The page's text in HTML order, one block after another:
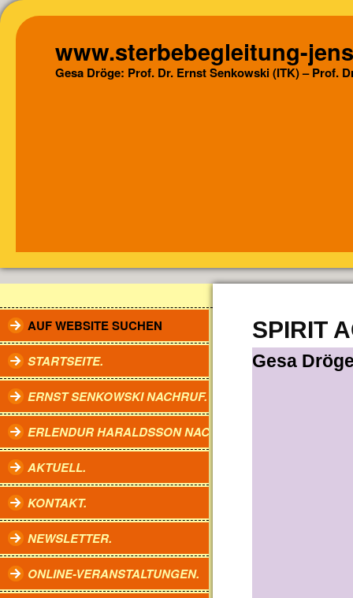
www.sterbebegleitung-
Gesa Dröge: Prof. Dr. Ernst Senkowski (ITK) – Prof.
AUF WEBSITE SUCHEN
STARTSEITE.
ERNST SENKOWSKI NACHRUF.
ERLENDUR HARALDSSON NACHRUF.
AKTUELL.
KONTAKT.
NEWSLETTER.
ONLINE-VERANSTALTUNGEN.
SPIRIT
Gesa